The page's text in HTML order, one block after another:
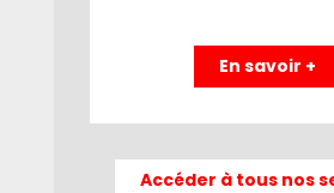
En savoir +
Accéder à tous nos